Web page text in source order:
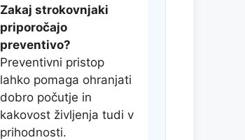
Zakaj strokovnjaki
priporočajo
preventivo?
Preventivni pristop
lahko pomaga ohranjati
dobro počutje in
kakovost življenja tudi v
prihodnosti.